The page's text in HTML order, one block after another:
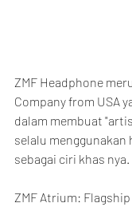
ZMF Headphone
Company from USA
dalam membuat
selalu menggunakan
sebagai ciri khas nya.
ZMF Atrium: